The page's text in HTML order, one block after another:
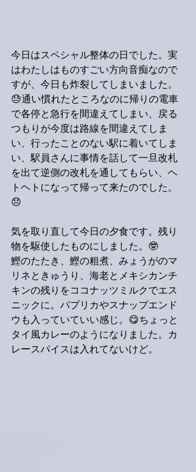
今日はスペシャル整体の日でした。実
はわたしはものすごい方向音痴なので
すが、今日も炸裂してしまいました。
😓通い慣れたところなのに帰りの電車
で各停と急行を間違えてしまい、戻る
つもりが今度は路線を間違えてしま
い、行ったことのない駅に着いてしま
い、駅員さんに事情を話して一旦改札
を出て逆側の改札を通してもらい、ヘ
トヘトになって帰って来たのでした。
😞
気を取り直して今日の夕食です。残り
物を駆使したものにしました。🤓
鰹のたたき、鰹の粗煮、みょうがのマ
リネときゅうり、海老とメキシカンチ
キンの残りをココナッツミルクでエス
ニックに。パプリカやスナップエンド
ウも入っていていい感じ。😋ちょっと
タイ風カレーのようになりました。カ
レースパイスは入れてないけど。